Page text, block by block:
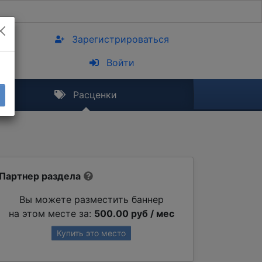
Зарегистрироваться
Войти
Расценки
Партнер раздела
Вы можете разместить баннер
на этом месте за: 500.00 руб / мес
Купить это место